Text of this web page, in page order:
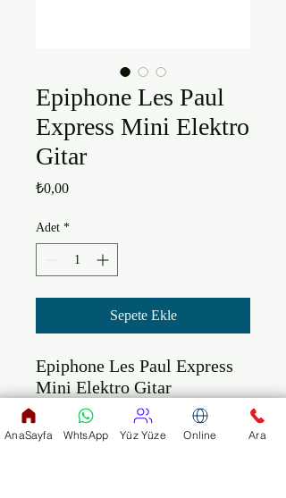
Epiphone Les Paul
Express Mini Elektro
Gitar
₺0,00Fiyat
Adet *
Sepete Ekle
Epiphone Les Paul Express
Mini Elektro Gitar
Gövde: Maun ( Mahogany )
AnaSayfa WhtsApp Yüz Yüze Online Ara